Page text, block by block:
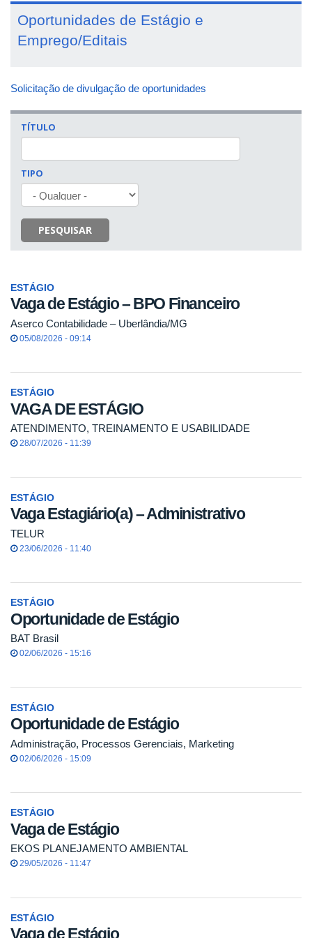
Oportunidades de Estágio e
Emprego/Editais
Solicitação de divulgação de oportunidades
TÍTULO
TIPO
PESQUISAR
ESTÁGIO
Vaga de Estágio – BPO Financeiro
Aserco Contabilidade – Uberlândia/MG
05/08/2026 - 09:14
ESTÁGIO
VAGA DE ESTÁGIO
ATENDIMENTO, TREINAMENTO E USABILIDADE
28/07/2026 - 11:39
ESTÁGIO
Vaga Estagiário(a) – Administrativo
TELUR
23/06/2026 - 11:40
ESTÁGIO
Oportunidade de Estágio
BAT Brasil
02/06/2026 - 15:16
ESTÁGIO
Oportunidade de Estágio
Administração, Processos Gerenciais, Marketing
02/06/2026 - 15:09
ESTÁGIO
Vaga de Estágio
EKOS PLANEJAMENTO AMBIENTAL
29/05/2026 - 11:47
ESTÁGIO
Vaga de Estágio